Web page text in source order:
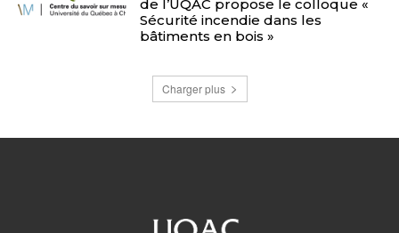
de l’UQAC propose le colloque «
Sécurité incendie dans les
bâtiments en bois »
Charger plus